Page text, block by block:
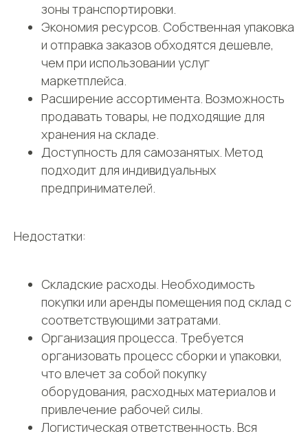
зоны транспортировки.
Экономия ресурсов. Собственная упаковка
и отправка заказов обходятся дешевле,
чем при использовании услуг
маркетплейса.
Расширение ассортимента. Возможность
продавать товары, не подходящие для
хранения на складе.
Доступность для самозанятых. Метод
подходит для индивидуальных
предпринимателей.
Недостатки:
Складские расходы. Необходимость
покупки или аренды помещения под склад с
соответствующими затратами.
Организация процесса. Требуется
организовать процесс сборки и упаковки,
что влечет за собой покупку
оборудования, расходных материалов и
привлечение рабочей силы.
Логистическая ответственность. Вся